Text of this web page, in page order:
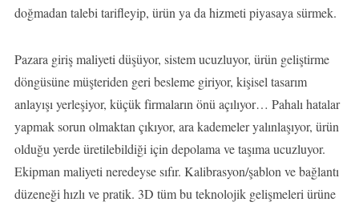
doğmadan talebi tarifleyip, ürün ya da hizmeti piyasaya sürmek.
Pazara giriş maliyeti düşüyor, sistem ucuzluyor, ürün geliştirme
döngüsüne müşteriden geri besleme giriyor, kişisel tasarım
anlayışı yerleşiyor, küçük firmaların önü açılıyor… Pahalı hatalar
yapmak sorun olmaktan çıkıyor, ara kademeler yalınlaşıyor, ürün
olduğu yerde üretilebildiği için depolama ve taşıma ucuzluyor.
Ekipman maliyeti neredeyse sıfır. Kalibrasyon/şablon ve bağlantı
düzeneği hızlı ve pratik. 3D tüm bu teknolojik gelişmeleri ürüne